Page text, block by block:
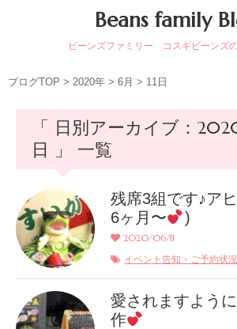
Beans family
ビーンズファミリー コスギビーンズ
ブログTOP > 2020年 > 6月 > 11日
「 日別アーカイブ：
日 」 一覧
残席3組です♪ア
6ヶ月〜
)
2020/06/11
イベント告知・ご予約状
愛されますように
作